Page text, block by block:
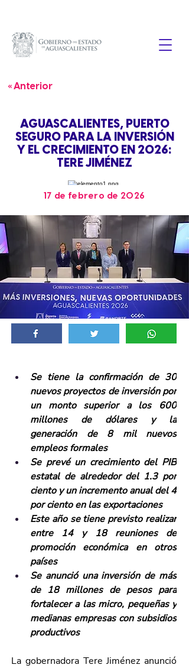
« Anterior
AGUASCALIENTES, PUERTO
SEGURO PARA LA INVERSIÓN
Y EL CRECIMIENTO EN 2026:
TERE JIMÉNEZ
17 de febrero de 2026
Se tiene la confirmación de 30
nuevos proyectos de inversión por
un monto superior a los 600
millones de dólares y la
generación de 8 mil nuevos
empleos formales
Se prevé un crecimiento del PIB
estatal de alrededor del 1.3 por
ciento y un incremento anual del 4
por ciento en las exportaciones
Este año se tiene previsto realizar
entre 14 y 18 reuniones de
promoción económica en otros
países
Se anunció una inversión de más
de 18 millones de pesos para
fortalecer a las micro, pequeñas y
medianas empresas con subsidios
productivos
La gobernadora Tere Jiménez anunció